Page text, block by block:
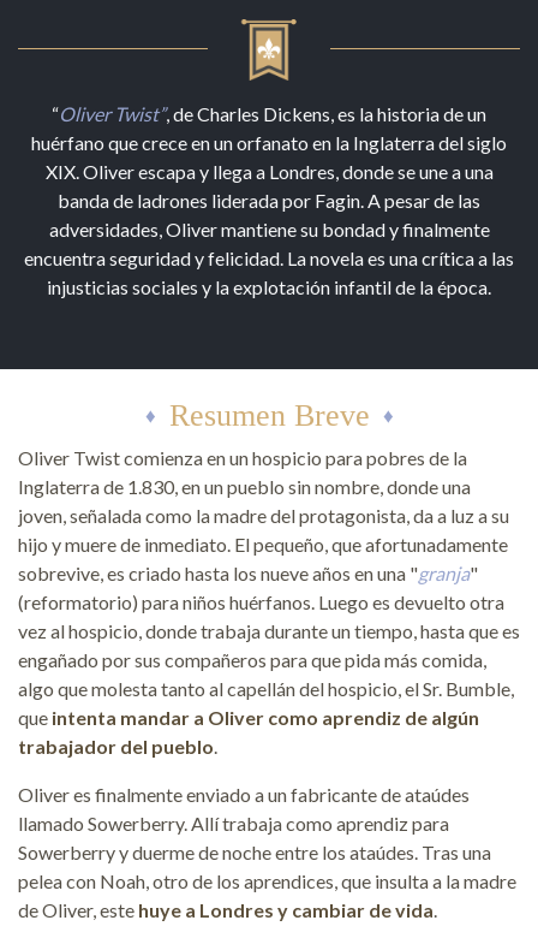
“Oliver Twist”, de Charles Dickens, es la historia de un
huérfano que crece en un orfanato en la Inglaterra del siglo
XIX. Oliver escapa y llega a Londres, donde se une a una
banda de ladrones liderada por Fagin. A pesar de las
adversidades, Oliver mantiene su bondad y finalmente
encuentra seguridad y felicidad. La novela es una crítica a las
injusticias sociales y la explotación infantil de la época.
Resumen Breve
Oliver Twist comienza en un hospicio para pobres de la
Inglaterra de 1.830, en un pueblo sin nombre, donde una
joven, señalada como la madre del protagonista, da a luz a su
hijo y muere de inmediato. El pequeño, que afortunadamente
sobrevive, es criado hasta los nueve años en una "granja"
(reformatorio) para niños huérfanos. Luego es devuelto otra
vez al hospicio, donde trabaja durante un tiempo, hasta que es
engañado por sus compañeros para que pida más comida,
algo que molesta tanto al capellán del hospicio, el Sr. Bumble,
que intenta mandar a Oliver como aprendiz de algún
trabajador del pueblo
Oliver es finalmente enviado a un fabricante de ataúdes
llamado Sowerberry. Allí trabaja como aprendiz para
Sowerberry y duerme de noche entre los ataúdes. Tras una
pelea con Noah, otro de los aprendices, que insulta a la madre
de Oliver, este huye a Londres y cambiar de vida